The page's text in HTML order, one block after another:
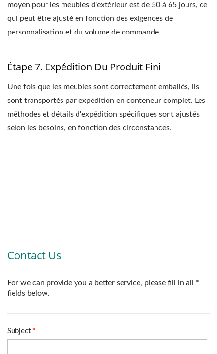
moyen pour les meubles d'extérieur est de 50 à 65 jours, ce
qui peut être ajusté en fonction des exigences de
personnalisation et du volume de commande.
Étape 7. Expédition Du Produit Fini
Une fois que les meubles sont correctement emballés, ils
sont transportés par expédition en conteneur complet. Les
méthodes et détails d'expédition spécifiques sont ajustés
selon les besoins, en fonction des circonstances.